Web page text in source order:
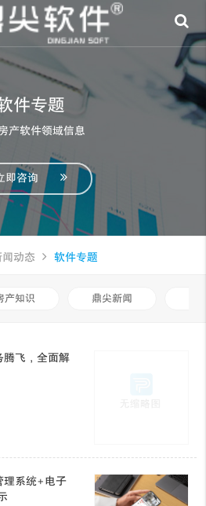
件专题
产软件领域信息
即咨询
闻动态 软件专题
产知识 鼎尖新闻
腾飞，全面解
理系统+电子